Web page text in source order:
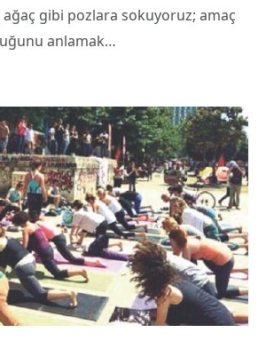
gibi pozlara sokuyoruz; amaç
anlamak…